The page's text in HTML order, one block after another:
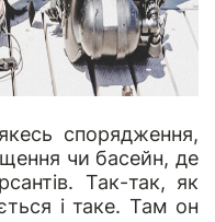
спорядження,
чи басейн, де
Так-так, як
і таке. Там он